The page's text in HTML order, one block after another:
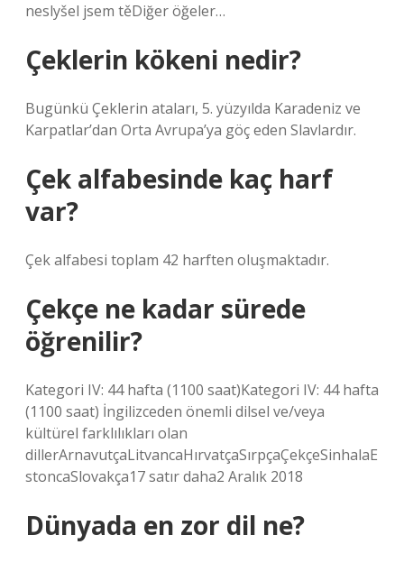
neslyšel jsem těDiğer öğeler…
Çeklerin kökeni nedir?
Bugünkü Çeklerin ataları, 5. yüzyılda Karadeniz ve
Karpatlar’dan Orta Avrupa’ya göç eden Slavlardır.
Çek alfabesinde kaç harf
var?
Çek alfabesi toplam 42 harften oluşmaktadır.
Çekçe ne kadar sürede
öğrenilir?
Kategori IV: 44 hafta (1100 saat)Kategori IV: 44 hafta
(1100 saat) İngilizceden önemli dilsel ve/veya
kültürel farklılıkları olan
dillerArnavutçaLitvancaHırvatçaSırpçaÇekçeSinhalaE
stoncaSlovakça17 satır daha2 Aralık 2018
Dünyada en zor dil ne?